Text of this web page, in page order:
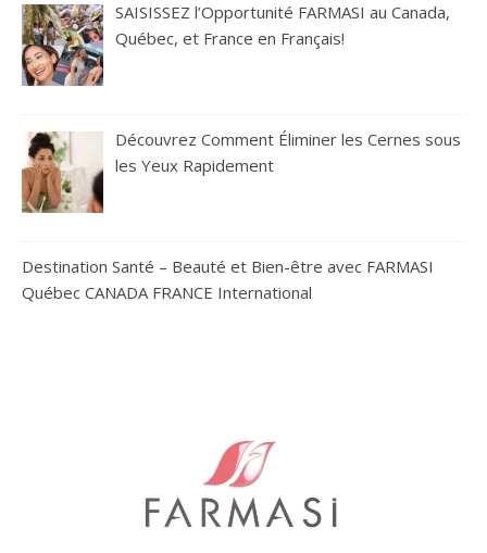
SAISISSEZ l’Opportunité FARMASI au Canada,
Québec, et France en Français!
Découvrez Comment Éliminer les Cernes sous
les Yeux Rapidement
Destination Santé – Beauté et Bien-être avec FARMASI
Québec CANADA FRANCE International